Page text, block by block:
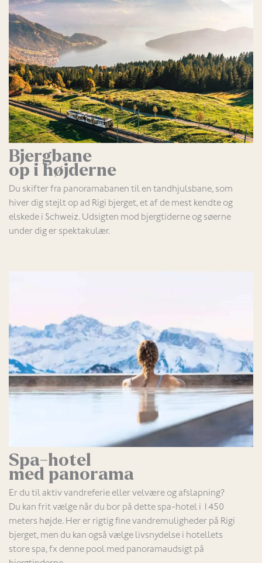
Bjergbane
op i højderne
Du skifter fra panoramabanen til en tandhjulsbane, som
hiver dig stejlt op ad Rigi bjerget, et af de mest kendte og
elskede i Schweiz. Udsigten mod bjergtiderne og søerne
under dig er spektakulær.
Spa-hotel
med panorama
Er du til aktiv vandreferie eller velvære og afslapning?
Du kan frit vælge når du bor på dette spa-hotel i 1450
meters højde. Her er rigtig fine vandremuligheder på Rigi
bjerget, men du kan også vælge livsnydelse i hotellets
store spa, fx denne pool med panoramaudsigt på